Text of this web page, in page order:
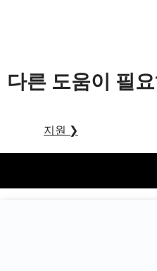
다른 도움이 필
지원 ❯